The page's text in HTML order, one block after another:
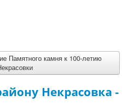
Памятного камня к 100-летию
Некрасовка -